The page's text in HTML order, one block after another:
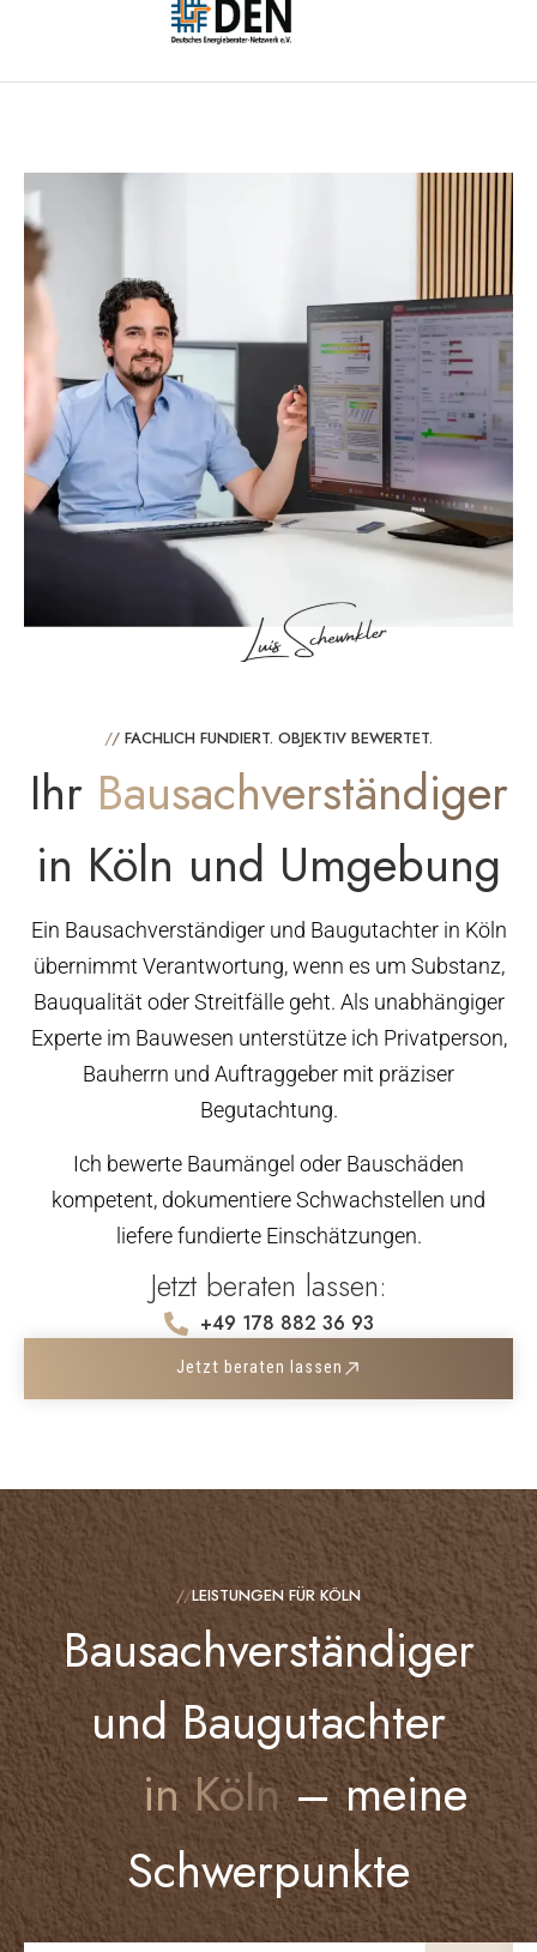
// FACHLICH FUNDIERT. OBJEKTIV BEWERTET.
Ihr Bausachverständiger
in Köln und Umgebung
Ein Bausachverständiger und Baugutachter in Köln
übernimmt Verantwortung, wenn es um Substanz,
Bauqualität oder Streitfälle geht. Als unabhängiger
Experte im Bauwesen unterstütze ich Privatperson,
Bauherrn und Auftraggeber mit präziser
Begutachtung.
Ich bewerte Baumängel oder Bauschäden
kompetent, dokumentiere Schwachstellen und
liefere fundierte Einschätzungen.
Jetzt beraten lassen:
+49 178 882 36 93
Jetzt beraten lassen
//LEISTUNGEN FÜR KÖLN
Bausachverständiger
und Baugutachter
in Köln– meine
Schwerpunkte